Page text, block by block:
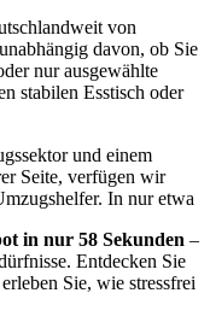
von
davon, ob Sie
nur ausgewählte
stabilen Esstisch oder
und einem
Seite, verfügen wir
In nur etwa
in nur 58 Sekunden –
Entdecken Sie
Sie, wie stressfrei